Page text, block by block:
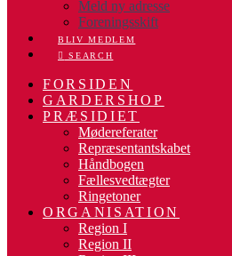
Meld ny adresse
Foreningsskift
BLIV MEDLEM
SEARCH
FORSIDEN
GARDERSHOP
PRÆSIDIET
Mødereferater
Repræsentantskabet
Håndbogen
Fællesvedtægter
Ringetoner
ORGANISATION
Region I
Region II